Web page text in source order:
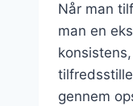
Når man
man en
gennem